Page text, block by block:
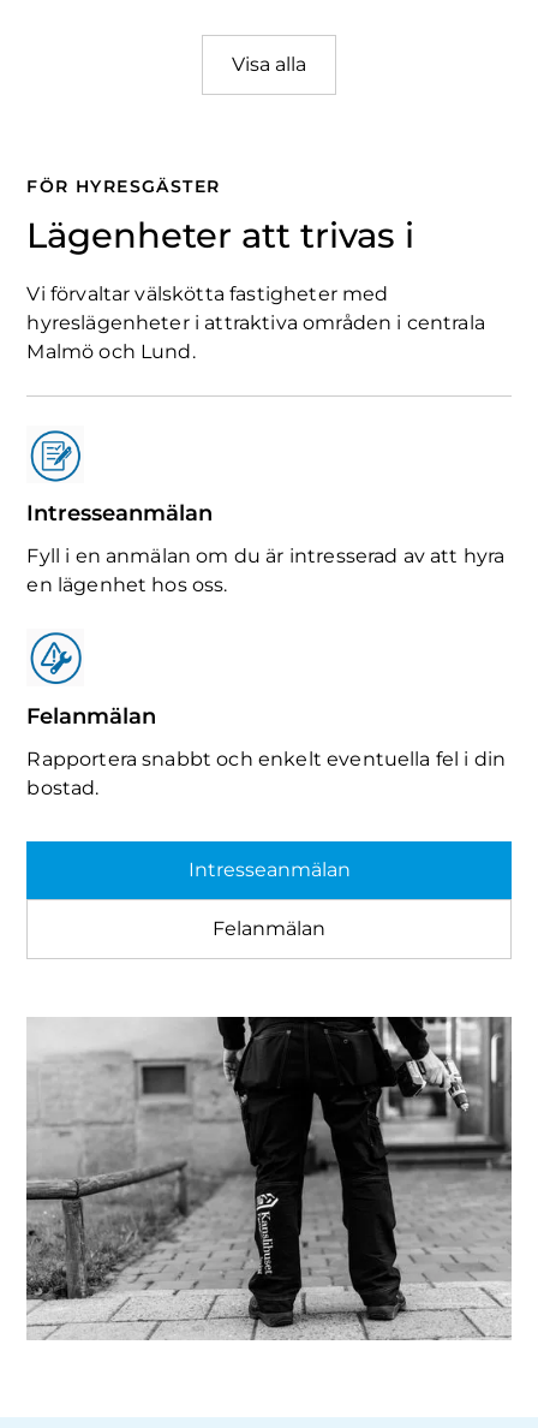
Visa alla
FÖR HYRESGÄSTER
Lägenheter att trivas i
Vi förvaltar välskötta fastigheter med
hyreslägenheter i attraktiva områden i centrala
Malmö och Lund.
Intresseanmälan
Fyll i en anmälan om du är intresserad av att hyra
en lägenhet hos oss.
Felanmälan
Rapportera snabbt och enkelt eventuella fel i din
bostad.
Intresseanmälan
Felanmälan